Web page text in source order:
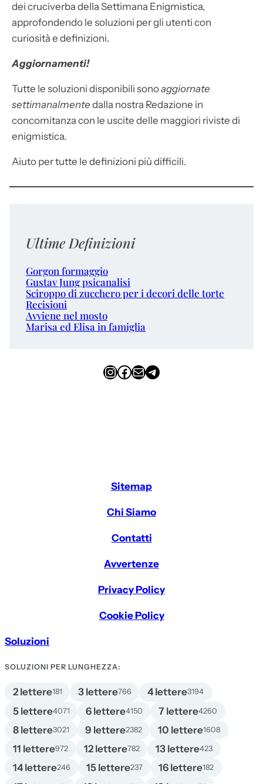
dei cruciverba della Settimana Enigmistica,
approfondendo le soluzioni per gli utenti con
curiosità e definizioni.
Aggiornamenti!
Tutte le soluzioni disponibili sonoaggiornate
settimanalmente dalla nostra Redazione in
concomitanza con le uscite delle maggiori riviste di
enigmistica.
Aiuto per tutte le definizioni più difficili.
Ultime Definizioni
Gorgon formaggio
Gustav Jung psicanalisi
Sciroppo di zucchero per i decori delle torte
Recisioni
Avviene nel mosto
Marisa ed Elisa in famiglia
InstagramFacebook Email Telegram
Sitemap
Chi Siamo
Contatti
Avvertenze
Privacy Policy
Cookie Policy
Soluzioni
SOLUZIONI PER LUNGHEZZA:
2 lettere181 3 lettere766 4 lettere3194
5 lettere4071 6 lettere4150 7 lettere4260
8 lettere3021 9 lettere2382 10 lettere1608
11 lettere972 12 lettere782 13 lettere423
14 lettere246 15 lettere237 16 lettere182